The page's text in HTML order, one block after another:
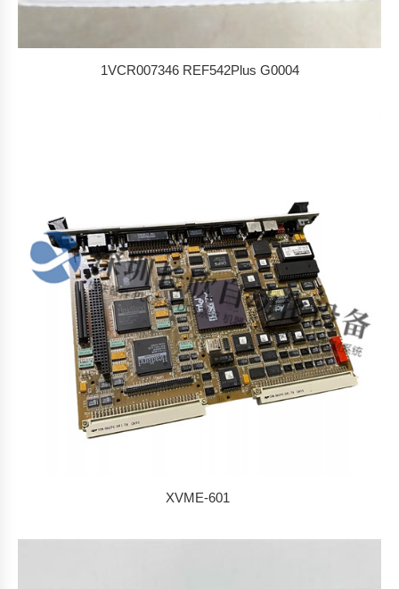
1VCR007346 REF542Plus G0004
XVME-601